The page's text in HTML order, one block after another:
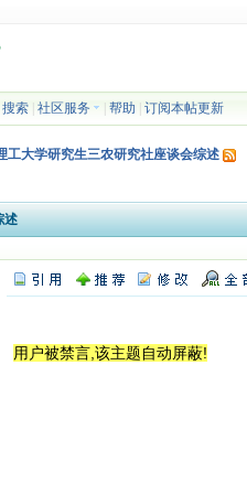
|搜索 |社区服务 |帮助 |订阅本帖更新
工大学研究生三农研究社座谈会综述
述
用户被禁言,该主题自动屏蔽!